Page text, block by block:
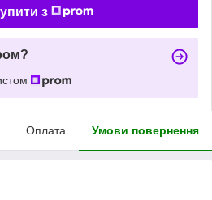
з
Оплата Умови повернення